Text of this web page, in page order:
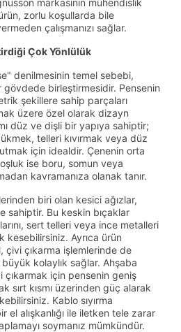
zorlu koşullarda bile
çalışmanızı sağlar.
Çok Yönlülük
denilmesinin temel sebebi,
birleştirmesidir. Pensenin
şekillere sahip parçaları
üzere özel olarak dizayn
düz ve dişli bir yapıya sahiptir;
telleri kıvırmak veya düz
için idealdir. Çenenin orta
ise boru, somun veya
kavramanıza olanak tanır.
biri olan kesici ağızlar,
sahiptir. Bu keskin bıçaklar
sert telleri veya ince metalleri
kesebilirsiniz. Ayrıca ürün
çivi çıkarma işlemlerinde de
kolaylık sağlar. Ahşaba
çıkarmak için pensenin geniş
sırt kısmı üzerinden güç alarak
Kablo sıyırma
el alışkanlığı ile iletken tele zarar
soymanız mümkündür.